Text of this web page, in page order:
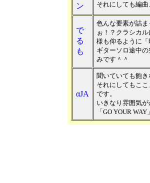
ン
それにしても編
で
る
も
色んな要素が詰
ぉ！？クラシカ
様も仰るように
ギターソロ途中
みです＾＾
αJA
聞いていても飽
それにしてもこ
です。
いきなり雰囲気
「GO YOUR